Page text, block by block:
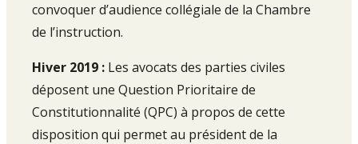
convoquer d’audience collégiale de la Chambre
de l’instruction.
Hiver 2019 : Les avocats des parties civiles
déposent une Question Prioritaire de
Constitutionnalité (QPC) à propos de cette
disposition qui permet au président de la